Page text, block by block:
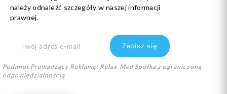
należy odnaleźć szczegóły w naszej informacji
prawnej.
Podmiot Prowadzący Reklamę: Relax-Med Spółka z ograniczoną
odpowiedzialnością